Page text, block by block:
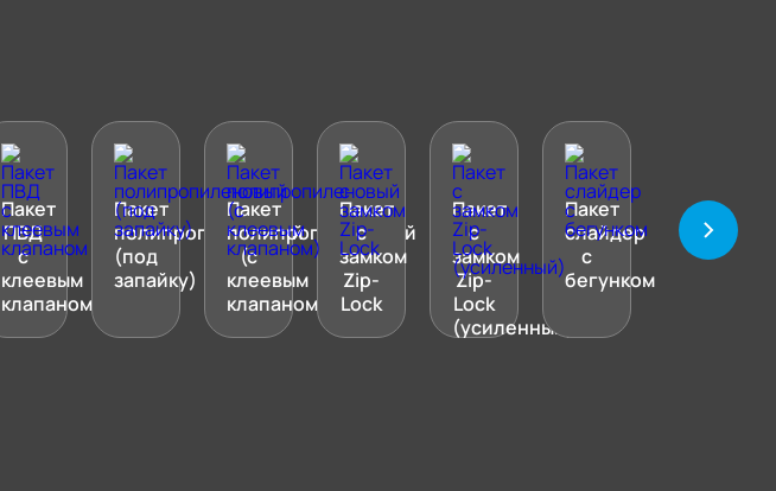
Пакет
ПВД
с
клеевым
клапаном
Пакет
полипропиленовый
(под
запайку)
Пакет
полипропиленовый
(с
клеевым
клапаном)
Пакет
с
замком
Zip-
Lock
Пакет
с
замком
Zip-
Lock
(усиленный)
Пакет
слайдер
с
бегунком